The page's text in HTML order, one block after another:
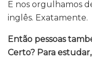
E nos orgulhamos
inglês. Exatamente.
Então pessoas
Certo? Para